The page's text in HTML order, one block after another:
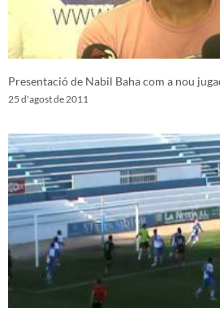
Presentació de Nabil Baha com a nou
25 d'agost de 2011